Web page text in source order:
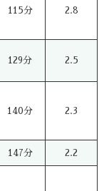
115分 2.8
129分 2.5
140分 2.3
147分 2.2